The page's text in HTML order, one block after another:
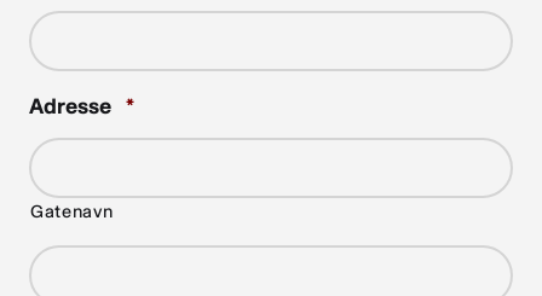
Adresse *Required
Gatenavn